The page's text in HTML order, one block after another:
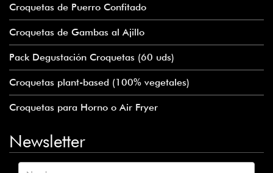
Croquetas de Puerro Confitado
Croquetas de Gambas al Ajillo
Pack Degustación Croquetas (60 uds)
Croquetas plant-based (100% vegetales)
Croquetas para Horno o Air Fryer
Newsletter
Nombre